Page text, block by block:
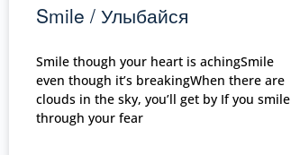
Smile / Улыбайся
Smile though your heart is achingSmile
even though it’s breakingWhen there are
clouds in the sky, you’ll get by If you smile
through your fear